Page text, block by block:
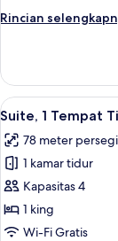
Tidur
Rincian
Rincian
Kamar
Basic,
1
Tidur
King
Lihat
semua
foto
untuk
Suite,
1
Tempat
6
Suite, 1 Tempat
78 meter persegi
1 kamar tidur
Kapasitas 4
1 king
Wi-Fi Gratis